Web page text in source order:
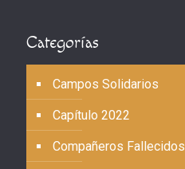
Categorías
Campos Solidarios
Capítulo 2022
Compañeros Fallecidos